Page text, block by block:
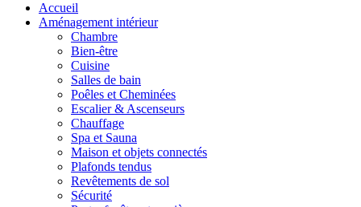
Accueil
Aménagement intérieur
Chambre
Bien-être
Cuisine
Salles de bain
Poêles et Cheminées
Escalier & Ascenseurs
Chauffage
Spa et Sauna
Maison et objets connectés
Plafonds tendus
Revêtements de sol
Sécurité